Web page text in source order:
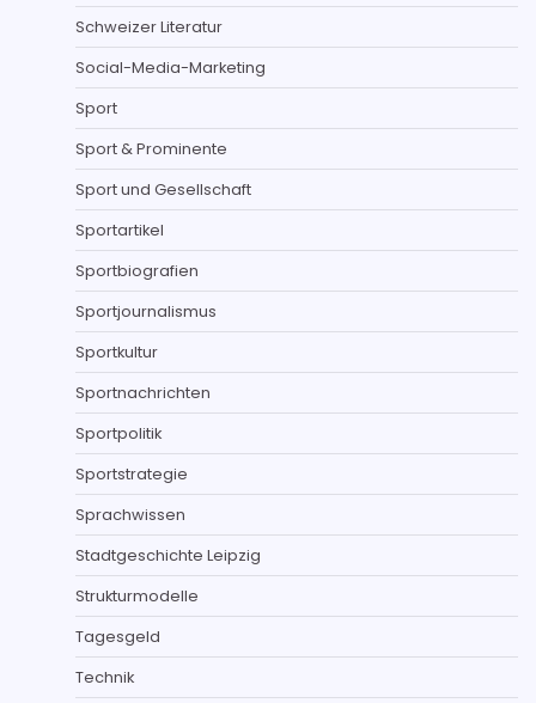
Schweizer Literatur
Social-Media-Marketing
Sport
Sport & Prominente
Sport und Gesellschaft
Sportartikel
Sportbiografien
Sportjournalismus
Sportkultur
Sportnachrichten
Sportpolitik
Sportstrategie
Sprachwissen
Stadtgeschichte Leipzig
Strukturmodelle
Tagesgeld
Technik